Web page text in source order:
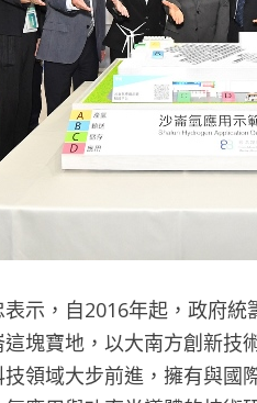
示，自2016年起，政府
塊寶地，以大南方創新
領域大步前進，擁有與